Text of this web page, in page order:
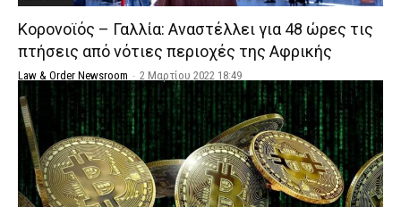
Κορονοϊός – Γαλλία: Αναστέλλει για 48 ώρες τις
πτήσεις από νότιες περιοχές της Αφρικής
Law & Order Newsroom - 2 Μαρτίου 2022 18:49